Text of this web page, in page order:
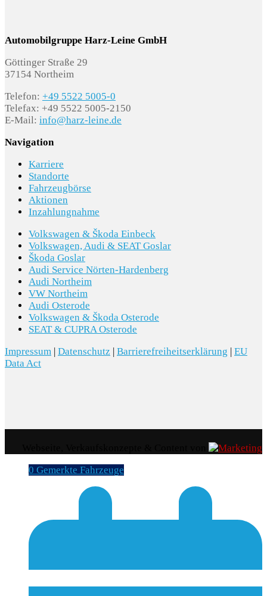
Automobilgruppe Harz-Leine GmbH
Göttinger Straße 29
37154 Northeim
Telefon: +49 5522 5005-0
Telefax: +49 5522 5005-2150
E-Mail: info@harz-leine.de
Navigation
Karriere
Standorte
Fahrzeugbörse
Aktionen
Inzahlungnahme
Volkswagen & Škoda Einbeck
Volkswagen, Audi & SEAT Goslar
Škoda Goslar
Audi Service Nörten-Hardenberg
Audi Northeim
VW Northeim
Audi Osterode
Volkswagen & Škoda Osterode
SEAT & CUPRA Osterode
Impressum | Datenschutz | Barrierefreiheitserklärung | EU
Data Act
0 Gemerkte Fahrzeuge